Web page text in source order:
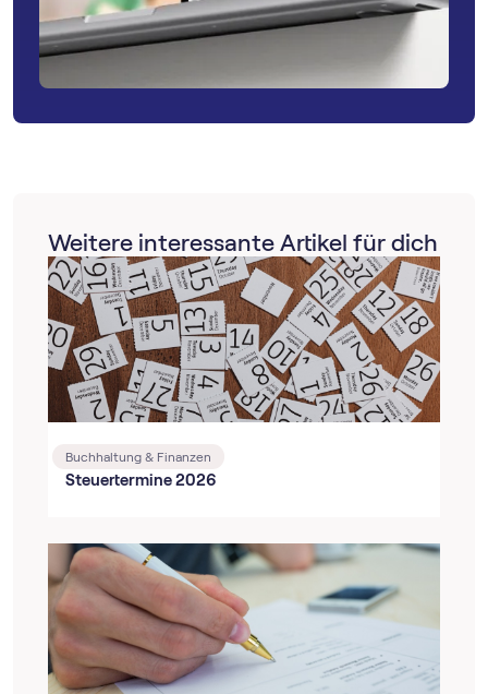
Weitere interessante Artikel für dich
Buchhaltung & Finanzen
Steuertermine 2026